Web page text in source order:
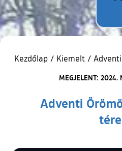
Kezdőlap / Kiemelt /
MEGJELENT: 2024.
Adventi